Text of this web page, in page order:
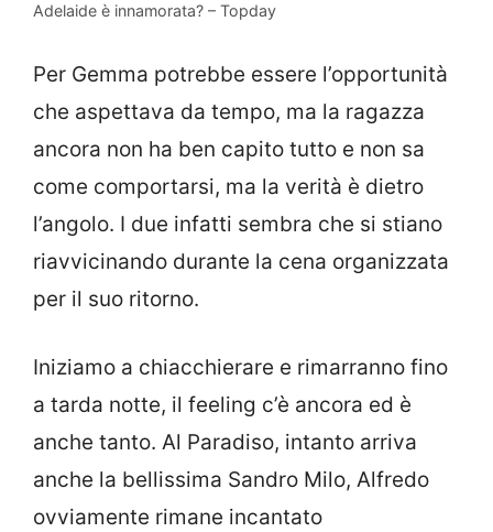
Adelaide è innamorata? – Topday
Per Gemma potrebbe essere l’opportunità
che aspettava da tempo, ma la ragazza
ancora non ha ben capito tutto e non sa
come comportarsi, ma la verità è dietro
l’angolo. I due infatti sembra che si stiano
riavvicinando durante la cena organizzata
per il suo ritorno.
Iniziamo a chiacchierare e rimarranno fino
a tarda notte, il feeling c’è ancora ed è
anche tanto. Al Paradiso, intanto arriva
anche la bellissima Sandro Milo, Alfredo
ovviamente rimane incantato